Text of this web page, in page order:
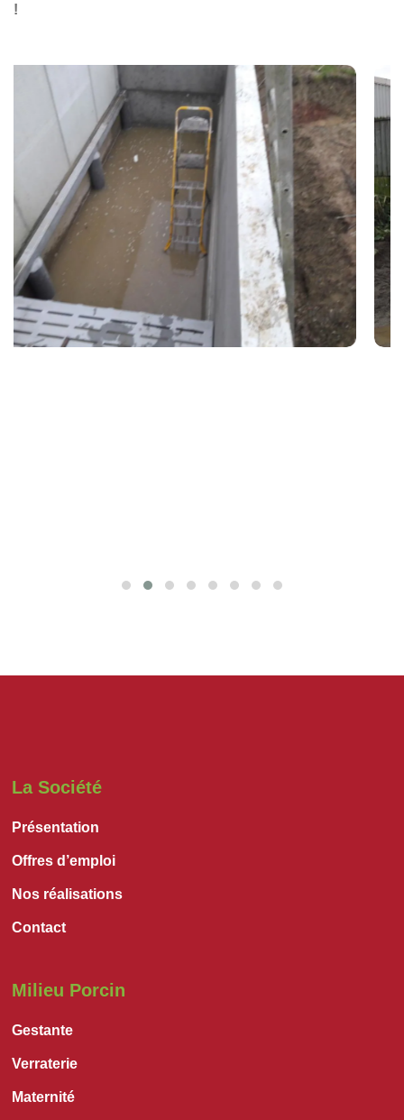
!
La Société
Présentation
Offres d’emploi
Nos réalisations
Contact
Milieu Porcin
Gestante
Verraterie
Maternité